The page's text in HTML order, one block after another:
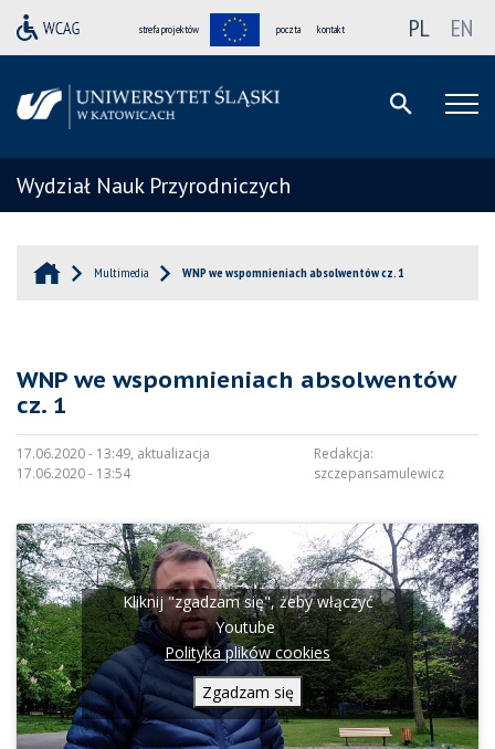
strefa projektów poczta kontakt PL EN
Wydział Nauk Przyrodniczych
Multimedia WNP we wspomnieniach absolwentów cz. 1
WNP we wspomnieniach absolwentów
cz. 1
17.06.2020 - 13:49, aktualizacja
17.06.2020 - 13:54
Redakcja:
szczepansamulewicz
Kliknij "zgadzam się", żeby włączyć
Youtube
Polityka plików cookies
Zgadzam się